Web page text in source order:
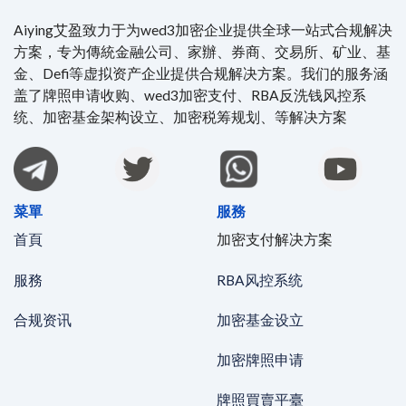
Aiying艾盈致力于为wed3加密企业提供全球一站式合规解决
方案，专为傳統金融公司、家辦、券商、交易所、矿业、基
金、Defi等虚拟资产企业提供合规解决方案。我们的服务涵
盖了牌照申请收购、wed3加密支付、RBA反洗钱风控系
统、加密基金架构设立、加密税筹规划、等解决方案
菜單
首頁
服務
合规资讯
服務
加密支付解决方案
RBA风控系统
加密基金设立
加密牌照申请
牌照買賣平臺